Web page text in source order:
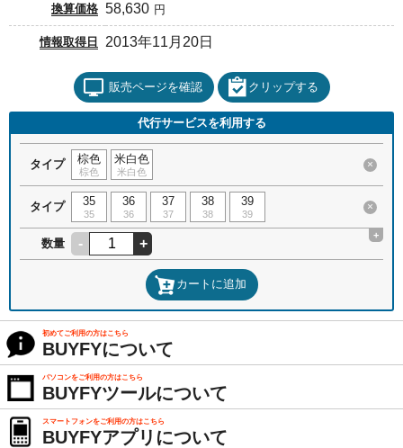
換算価格 58,630 円
情報取得日 2013年11月20日
販売ページを確認 クリップする
代行サービスを利用する
タイプ 棕色
棕色
米白色
米白色
×
タイプ 35
35
36
36
37
37
38
38
39
39
×
数量 - +
+
カートに追加
初めてご利用の方はこちら
BUYFYについて
パソコンをご利用の方はこちら
BUYFYツールについて
スマートフォンをご利用の方はこちら
BUYFYアプリについて